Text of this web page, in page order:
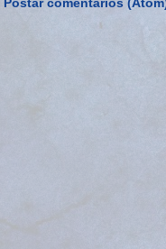
Postar comentários